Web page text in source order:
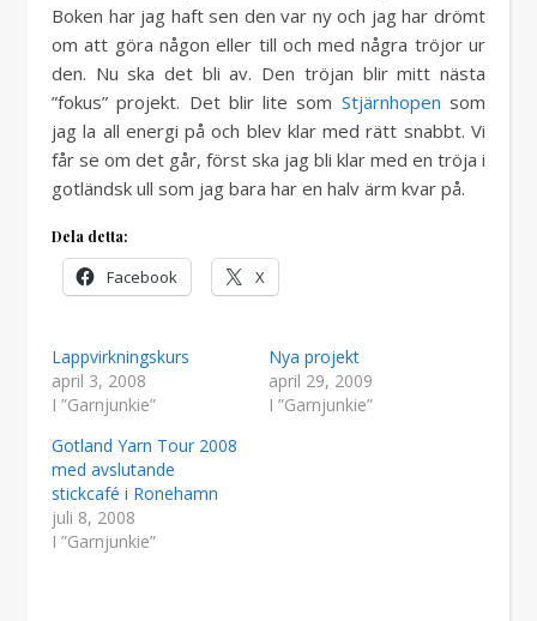
Boken har jag haft sen den var ny och jag har drömt
om att göra någon eller till och med några tröjor ur
den. Nu ska det bli av. Den tröjan blir mitt nästa
”fokus” projekt. Det blir lite som Stjärnhopen som
jag la all energi på och blev klar med rätt snabbt. Vi
får se om det går, först ska jag bli klar med en tröja i
gotländsk ull som jag bara har en halv ärm kvar på.
Dela detta:
Facebook X
Lappvirkningskurs
april 3, 2008
I ”Garnjunkie”
Nya projekt
april 29, 2009
I ”Garnjunkie”
Gotland Yarn Tour 2008
med avslutande
stickcafé i Ronehamn
juli 8, 2008
I ”Garnjunkie”